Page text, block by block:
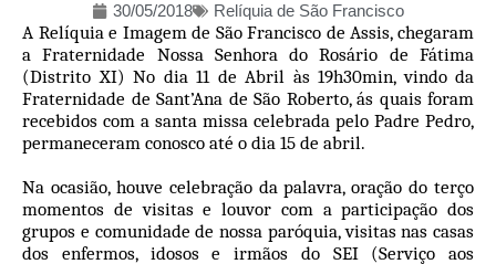
30/05/2018 Relíquia de São Francisco
A Relíquia e Imagem de São Francisco de Assis, chegaram
a Fraternidade Nossa Senhora do Rosário de Fátima
(Distrito XI) No dia 11 de Abril às 19h30min, vindo da
Fraternidade de Sant’Ana de São Roberto, ás quais foram
recebidos com a santa missa celebrada pelo Padre Pedro,
permaneceram conosco até o dia 15 de abril.
Na ocasião, houve celebração da palavra, oração do terço
momentos de visitas e louvor com a participação dos
grupos e comunidade de nossa paróquia, visitas nas casas
dos enfermos, idosos e irmãos do SEI (Serviço aos